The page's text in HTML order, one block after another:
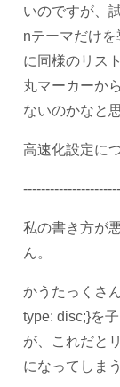
いのですが、
nテーマだけ
に同様のリス
丸マーカーか
ないのかなと
高速化設定に
私の書き方が
ん。
かうたっくさ
type: disc;}を
が、これだと
になってしま